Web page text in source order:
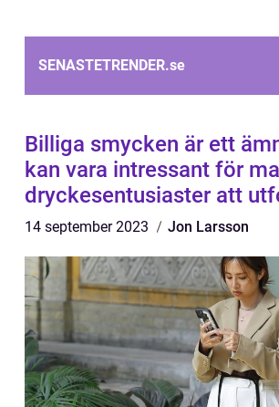
SENASTETRENDER.se
Billiga smycken är ett
kan vara intressant för
dryckesentusiaster att
14 september 2023 Jon Larsson